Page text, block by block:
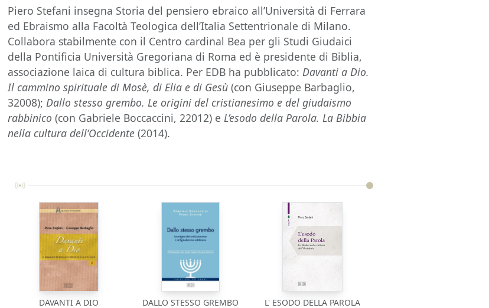
Piero Stefani insegna Storia del pensiero ebraico all’Università di Ferrara
ed Ebraismo alla Facoltà Teologica dell’Italia Settentrionale di Milano.
Collabora stabilmente con il Centro cardinal Bea per gli Studi Giudaici
della Pontificia Università Gregoriana di Roma ed è presidente di Biblia,
associazione laica di cultura biblica. Per EDB ha pubblicato:Davanti a Dio.
Il cammino spirituale di Mosè, di Elia e di Gesù(con Giuseppe Barbaglio,
32008);Dallo stesso grembo. Le origini del cristianesimo e del giudaismo
rabbinico (con Gabriele Boccaccini, 22012) eL’esodo della Parola. La Bibbia
nella cultura dell’Occidente(2014).
DAVANTI A DIO DALLO STESSO GREMBO L' ESODO DELLA PAROLA